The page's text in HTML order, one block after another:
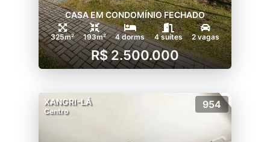
CASA EM CONDOMÍNIO FECHADO
325m² 193m² 4 dorms 4 suítes 2 vagas
R$ 2.500.000
XANGRI-LÁ
Centro
954